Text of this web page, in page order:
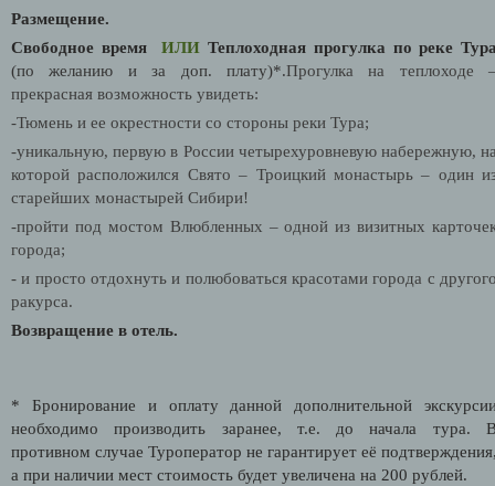
Размещение.
Свободное время
ИЛИ Теплоходная прогулка по реке
(по желанию и за доп. плату)*.Прогулка на теплоходе
прекрасная возможность увидеть:
-Тюмень и ее окрестности со стороны реки Тура;
-уникальную, первую в России четырехуровневую набережную,
которой расположился Свято – Троицкий монастырь – один
старейших монастырей Сибири!
-пройти под мостом Влюбленных – одной из визитных
города;
- и просто отдохнуть и полюбоваться красотами города с
ракурса.
Возвращение в отель.
* Бронирование и оплату данной дополнительной
необходимо производить заранее, т.е. до начала тура.
противном случае Туроператор не гарантирует её
а при наличии мест стоимость будет увеличена на 200 рублей.